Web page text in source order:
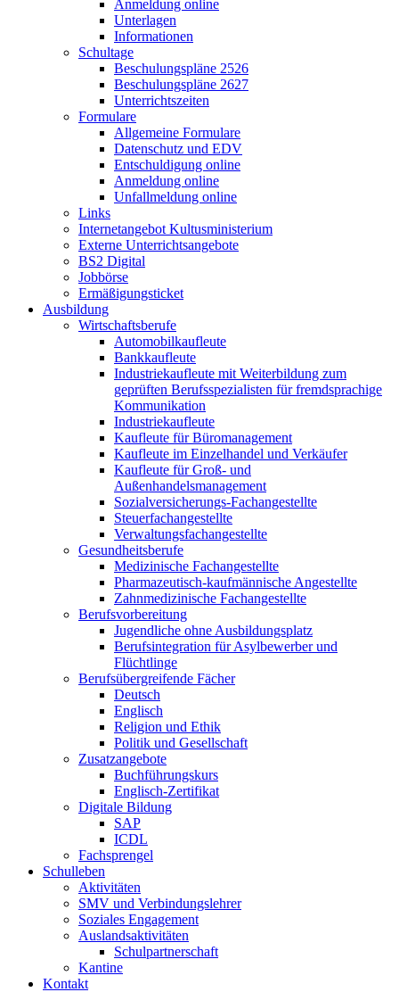
Anmeldung online
Unterlagen
Informationen
Schultage
Beschulungspläne 2526
Beschulungspläne 2627
Unterrichtszeiten
Formulare
Allgemeine Formulare
Datenschutz und EDV
Entschuldigung online
Anmeldung online
Unfallmeldung online
Links
Internetangebot Kultusministerium
Externe Unterrichtsangebote
BS2 Digital
Jobbörse
Ermäßigungsticket
Ausbildung
Wirtschaftsberufe
Automobilkaufleute
Bankkaufleute
Industriekaufleute mit Weiterbildung zum
geprüften Berufsspezialisten für fremdsprachige
Kommunikation
Industriekaufleute
Kaufleute für Büromanagement
Kaufleute im Einzelhandel und Verkäufer
Kaufleute für Groß- und
Außenhandelsmanagement
Sozialversicherungs-Fachangestellte
Steuerfachangestellte
Verwaltungsfachangestellte
Gesundheitsberufe
Medizinische Fachangestellte
Pharmazeutisch-kaufmännische Angestellte
Zahnmedizinische Fachangestellte
Berufsvorbereitung
Jugendliche ohne Ausbildungsplatz
Berufsintegration für Asylbewerber und
Flüchtlinge
Berufsübergreifende Fächer
Deutsch
Englisch
Religion und Ethik
Politik und Gesellschaft
Zusatzangebote
Buchführungskurs
Englisch-Zertifikat
Digitale Bildung
SAP
ICDL
Fachsprengel
Schulleben
Aktivitäten
SMV und Verbindungslehrer
Soziales Engagement
Auslandsaktivitäten
Schulpartnerschaft
Kantine
Kontakt